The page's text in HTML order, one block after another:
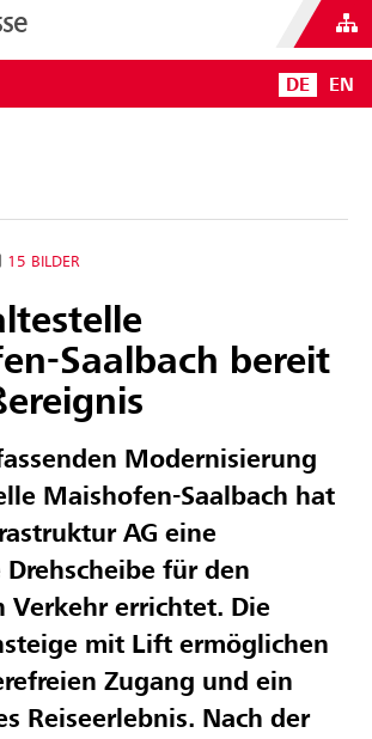
DE EN
15 BILDER
Saalbach bereit
Modernisierung
Maishofen-Saalbach hat
AG eine
für den
errichtet. Die
mit Lift ermöglichen
Zugang und ein
Reiseerlebnis. Nach der